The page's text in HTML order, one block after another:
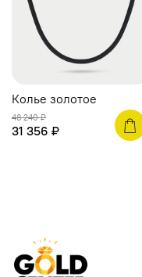
Колье золотое
48 240 ₽
31 356 ₽